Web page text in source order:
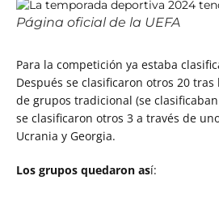
Página oficial de la UEFA
Para la competición ya estaba
Después se clasificaron otros 20
de grupos tradicional (se
se clasificaron otros 3 a través de
Ucrania y Georgia.
Los grupos quedaron así: